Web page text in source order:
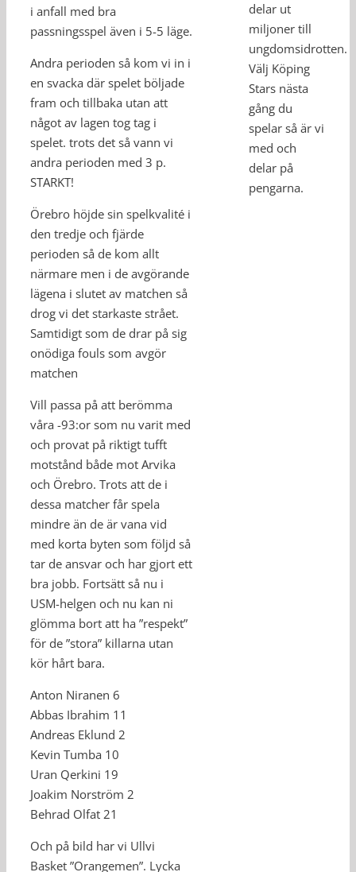
i anfall med bra
passningsspel även i 5-5 läge.
Andra perioden så kom vi in i
en svacka där spelet böljade
fram och tillbaka utan att
något av lagen tog tag i
spelet. trots det så vann vi
andra perioden med 3 p.
STARKT!
Örebro höjde sin spelkvalité i
den tredje och fjärde
perioden så de kom allt
närmare men i de avgörande
lägena i slutet av matchen så
drog vi det starkaste strået.
Samtidigt som de drar på sig
onödiga fouls som avgör
matchen
Vill passa på att berömma
våra -93:or som nu varit med
och provat på riktigt tufft
motstånd både mot Arvika
och Örebro. Trots att de i
dessa matcher får spela
mindre än de är vana vid
med korta byten som följd så
tar de ansvar och har gjort ett
bra jobb. Fortsätt så nu i
USM-helgen och nu kan ni
glömma bort att ha ”respekt”
för de ”stora” killarna utan
kör hårt bara.
Anton Niranen 6
Abbas Ibrahim 11
Andreas Eklund 2
Kevin Tumba 10
Uran Qerkini 19
Joakim Norström 2
Behrad Olfat 21
Och på bild har vi Ullvi
Basket ”Orangemen”. Lycka
delar ut
miljoner till
ungdomsidrotten.
Välj Köping
Stars nästa
gång du
spelar så är vi
med och
delar på
pengarna.